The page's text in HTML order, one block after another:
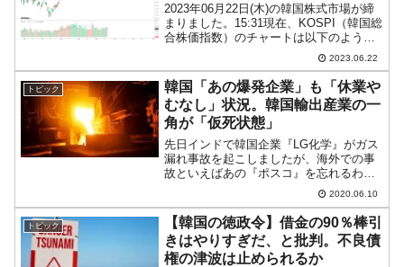
2023年06月22日(木)の韓国株式市場が締
まりました。15:31現在、KOSPI（韓国総
合株価指数）のチャートは以下のように
『Investing.com』より引用）。長い陽線
になりましたが、残念ながら前日始値ま
で...
2023.06.22
トピック
韓国「あの爆発企業」も「休業や
むなし」状況。韓国輸出産業の一
角が「仮死状態」
先日インドで韓国企業『LG化学』がガス
漏れ事故を起こしましたが、海外での事
故といえばあの『ポスコ』を忘れるわけ
にはいきません。同社は韓国最大の鉄鋼
メーカー。韓国の輸出産業の一角を担っ
ているのですが、トランプ大統領による
「鉄鋼・アルミアウムの...
2020.06.10
トピック
【韓国の徳政令】借金の90％棒引
きはやりすぎだ、と批判。不良債
権の津波は止められるか